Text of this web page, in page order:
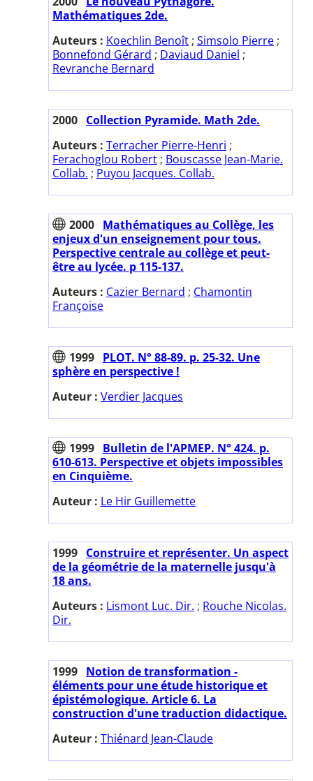
Mathématiques 2de.
Auteurs : Koechlin Benoît ; Simsolo Pierre ;
Bonnefond Gérard ; Daviaud Daniel ;
Revranche Bernard
2000 Collection Pyramide. Math 2de.
Auteurs : Terracher Pierre-Henri ;
Ferachoglou Robert ; Bouscasse Jean-Marie.
Collab. ; Puyou Jacques. Collab.
2000 Mathématiques au Collège, les
enjeux d'un enseignement pour tous.
Perspective centrale au collège et peut-
être au lycée. p 115-137.
Auteurs : Cazier Bernard ; Chamontin
Françoise
1999 PLOT. N° 88-89. p. 25-32. Une
sphère en perspective !
Auteur : Verdier Jacques
1999 Bulletin de l'APMEP. N° 424. p.
610-613. Perspective et objets impossibles
en Cinquième.
Auteur : Le Hir Guillemette
1999 Construire et représenter. Un aspect
de la géométrie de la maternelle jusqu'à
18 ans.
Auteurs : Lismont Luc. Dir. ; Rouche Nicolas.
Dir.
1999 Notion de transformation -
éléments pour une étude historique et
épistémologique. Article 6. La
construction d'une traduction didactique.
Auteur : Thiénard Jean-Claude